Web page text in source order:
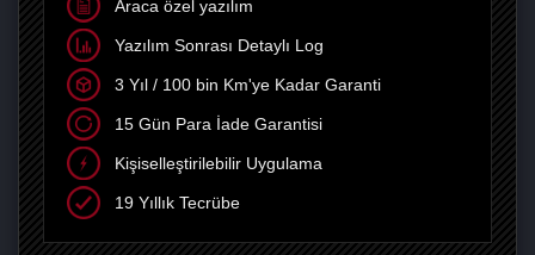
Araca özel yazılım
Yazılım Sonrası Detaylı Log
3 Yıl / 100 bin Km'ye Kadar Garanti
15 Gün Para İade Garantisi
Kişiselleştirilebilir Uygulama
19 Yıllık Tecrübe